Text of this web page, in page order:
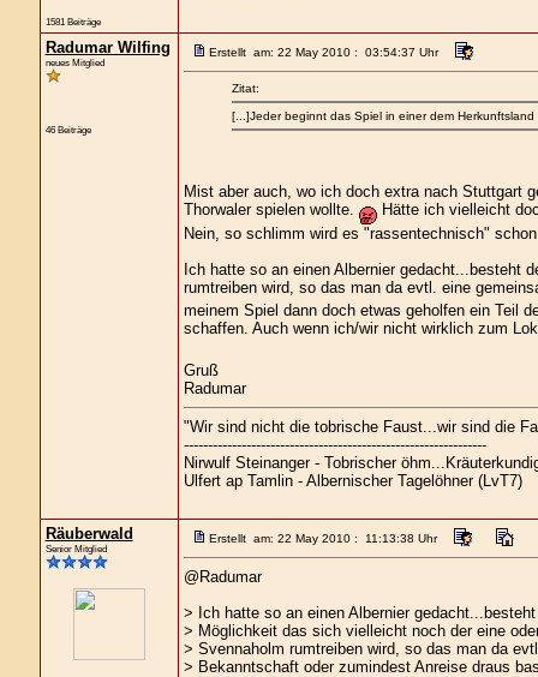
1581 Beiträge
Radumar Wilfing
neues Mitglied
46 Beiträge
Erstellt am: 22 May 2010 : 03:54:37 Uhr
Zitat:
[...]Jeder beginnt das Spiel in einer dem
Mist aber auch, wo ich doch extra nach Stuttgart
Thorwaler spielen wollte.
Hätte ich vielleicht
Nein, so schlimm wird es "rassentechnisch"
Ich hatte so an einen Albernier gedacht...besteht
rumtreiben wird, so das man da evtl. eine
meinem Spiel dann doch etwas geholfen ein Teil
schaffen. Auch wenn ich/wir nicht wirklich zum
Gruß
Radumar
"Wir sind nicht die tobrische Faust...wir sind die
---------------------------------------------------------------
Nirwulf Steinanger - Tobrischer
Ulfert ap Tamlin - Albernischer Tagelöhner (LvT7)
Räuberwald
Senior Mitglied
Erstellt am: 22 May 2010 : 11:13:38 Uhr
@Radumar
> Ich hatte so an einen Albernier
> Möglichkeit das sich vielleicht noch der eine
> Svennaholm rumtreiben wird, so das man da
> Bekanntschaft oder zumindest Anreise draus